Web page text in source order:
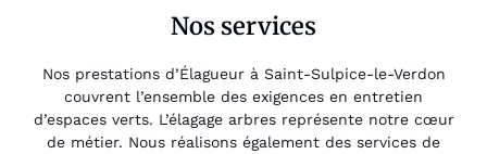
Nos services
Nos prestations d’Élagueur à Saint-Sulpice-le-Verdon
couvrent l’ensemble des exigences en entretien
d’espaces verts. L’élagage arbres représente notre cœur
de métier. Nous réalisons également des services de